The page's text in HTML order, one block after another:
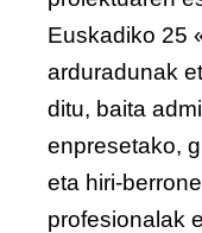
Euskadiko 25
arduradunak
ditu, baita
enpresetako,
eta hiri-
profesionalak